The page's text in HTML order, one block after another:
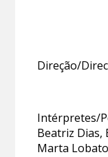
Direção/
Intérpretes/
Beatriz Dias,
Marta